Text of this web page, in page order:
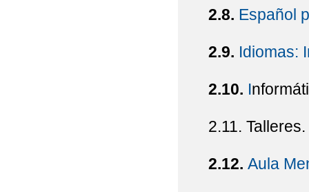
2.8. Español
2.9. Idiomas:
2.10. I
2.11. Talleres.
2.12. Aula